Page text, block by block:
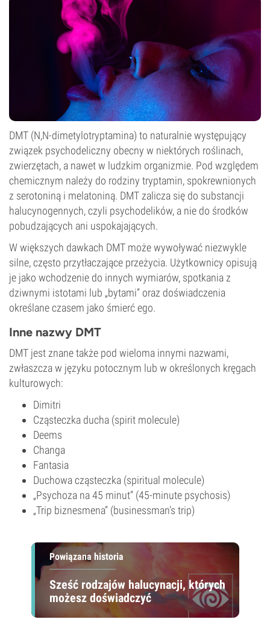
DMT (N,N-dimetylotryptamina) to naturalnie występujący
związek psychodeliczny obecny w niektórych roślinach,
zwierzętach, a nawet w ludzkim organizmie. Pod względem
chemicznym należy do rodziny tryptamin, spokrewnionych
z serotoniną i melatoniną. DMT zalicza się do substancji
halucynogennych, czyli psychodelików, a nie do środków
pobudzających ani uspokajających.
W większych dawkach DMT może wywoływać niezwykle
silne, często przytłaczające przeżycia. Użytkownicy opisują
je jako wchodzenie do innych wymiarów, spotkania z
dziwnymi istotami lub „bytami” oraz doświadczenia
określane czasem jako śmierć ego.
Inne nazwy DMT
DMT jest znane także pod wieloma innymi nazwami,
zwłaszcza w języku potocznym lub w określonych kręgach
kulturowych:
Dimitri
Cząsteczka ducha (spirit molecule)
Deems
Changa
Fantasia
Duchowa cząsteczka (spiritual molecule)
„Psychoza na 45 minut” (45-minute psychosis)
„Trip biznesmena” (businessman's trip)
Powiązana historia
Sześć rodzajów halucynacji, których
możesz doświadczyć